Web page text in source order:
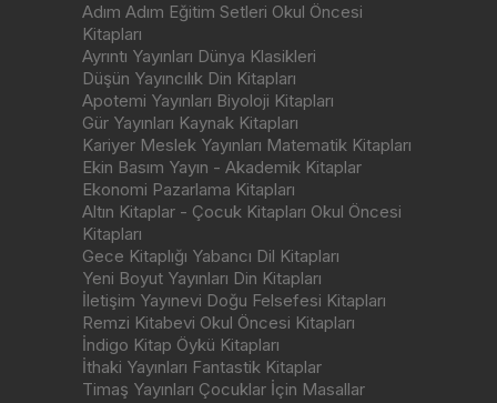
Adım Adım Eğitim Setleri Okul Öncesi
Kitapları
Ayrıntı Yayınları Dünya Klasikleri
Düşün Yayıncılık Din Kitapları
Apotemi Yayınları Biyoloji Kitapları
Gür Yayınları Kaynak Kitapları
Kariyer Meslek Yayınları Matematik Kitapları
Ekin Basım Yayın - Akademik Kitaplar
Ekonomi Pazarlama Kitapları
Altın Kitaplar - Çocuk Kitapları Okul Öncesi
Kitapları
Gece Kitaplığı Yabancı Dil Kitapları
Yeni Boyut Yayınları Din Kitapları
İletişim Yayınevi Doğu Felsefesi Kitapları
Remzi Kitabevi Okul Öncesi Kitapları
İndigo Kitap Öykü Kitapları
İthaki Yayınları Fantastik Kitaplar
Timaş Yayınları Çocuklar İçin Masallar